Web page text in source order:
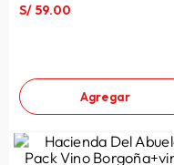
S/ 59.00
Agregar